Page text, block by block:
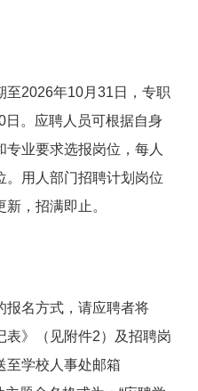
2026年10月31日，专职
。应聘人员可根据自身
业要求选报岗位，每人
。用人部门招聘计划岗位
，招满即止。
名方式，请应聘者将
表》（见附件2）及招聘岗
至学校人事处邮箱